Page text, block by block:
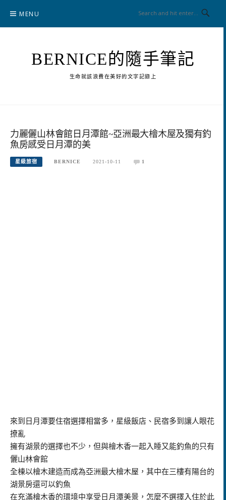
content
MENU
BERNICE的隨手筆記
生命就該浪費在美好的文字記錄上
力麗儷山林會館日月潭館~亞洲最大檜木屋及獨有釣
魚房感受日月潭的美
星級旅宿 BERNICE 2021-10-11 1
來到日月潭要住宿選擇相當多，星級飯店、民宿多到讓人眼花
撩亂
擁有湖景的選擇也不少，但與檜木香一起入睡又能釣魚的只有
儷山林會館
全棟以檜木建造而成為亞洲最大檜木屋，其中在三樓有陽台的
湖景房還可以釣魚
在充滿檜木香的環境中享受日月潭美景，怎麼不選擇入住於此